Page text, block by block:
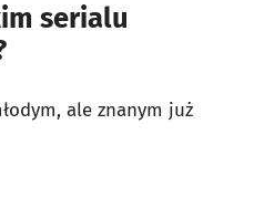
serialu
ale znanym już